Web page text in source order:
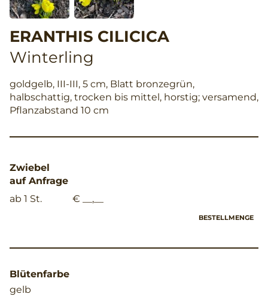
ERANTHIS CILICICA
Winterling
goldgelb, III-III, 5 cm, Blatt bronzegrün,
halbschattig, trocken bis mittel, horstig; versamend,
Pflanzabstand 10 cm
Zwiebel
auf Anfrage
ab 1 St.
€ __,__
BESTELLMENGE
Blütenfarbe
gelb